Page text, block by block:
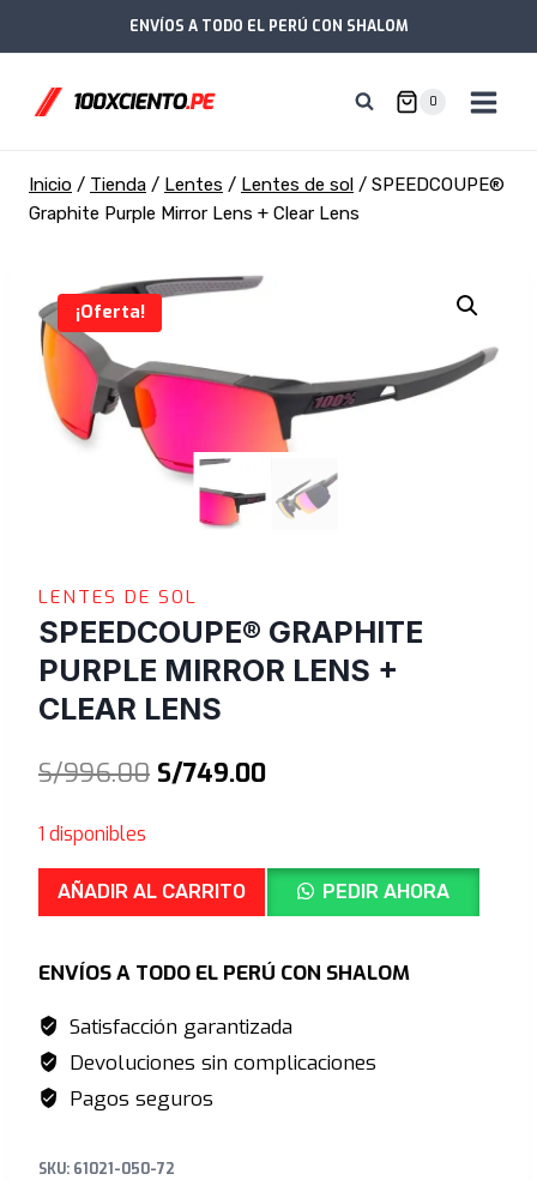
al
ENVÍOS A TODO EL PERÚ CON SHALOM
0
Inicio / Tienda / Lentes / Lentes de sol / SPEEDCOUPE®
Graphite Purple Mirror Lens + Clear Lens
¡Oferta!
LENTES DE SOL
SPEEDCOUPE® GRAPHITE
PURPLE MIRROR LENS +
CLEAR LENS
S/996.00 El
era:
S/749.00El
1 disponibles
SPEEDCOUPE®
Graphite
Mirror
Lens
+
Clear
Lens
AÑADIR AL CARRITO PEDIR AHORA
ENVÍOS A TODO EL PERÚ CON SHALOM
Satisfacción garantizada
Devoluciones sin complicaciones
Pagos seguros
SKU: 61021-050-72